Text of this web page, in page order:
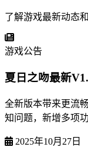
了解游戏最新动态
游戏公告
夏日之吻最新
全新版本带来更流
知问题，新增多项
2025年10月27日